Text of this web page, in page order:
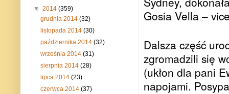
Gosia Vella –
Dalsza część
zgromadzili się
(ukłon dla pani
napojami.
▼ 2014 (359)
grudnia 2014(32)
listopada 2014(30)
października 2014(32)
września 2014(31)
sierpnia 2014(28)
lipca 2014(23)
czerwca 2014(37)